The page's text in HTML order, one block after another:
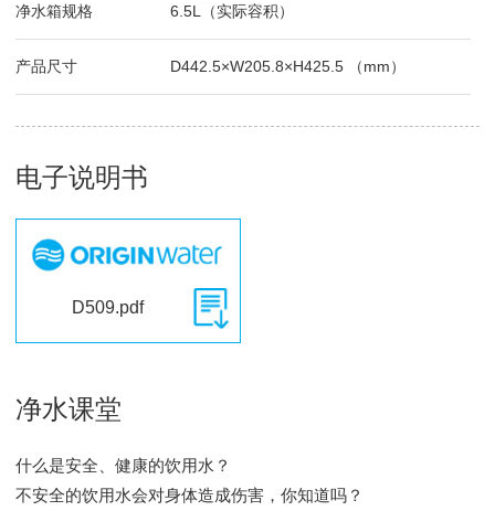
净水箱规格 6.5L（实际容积）
产品尺寸 D442.5×W205.8×H425.5 （mm）
电子说明书
D509.pdf
净水课堂
什么是安全、健康的饮用水？
不安全的饮用水会对身体造成伤害，你知道吗？